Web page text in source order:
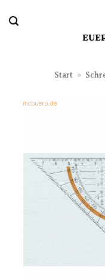
Inhalt
Start »